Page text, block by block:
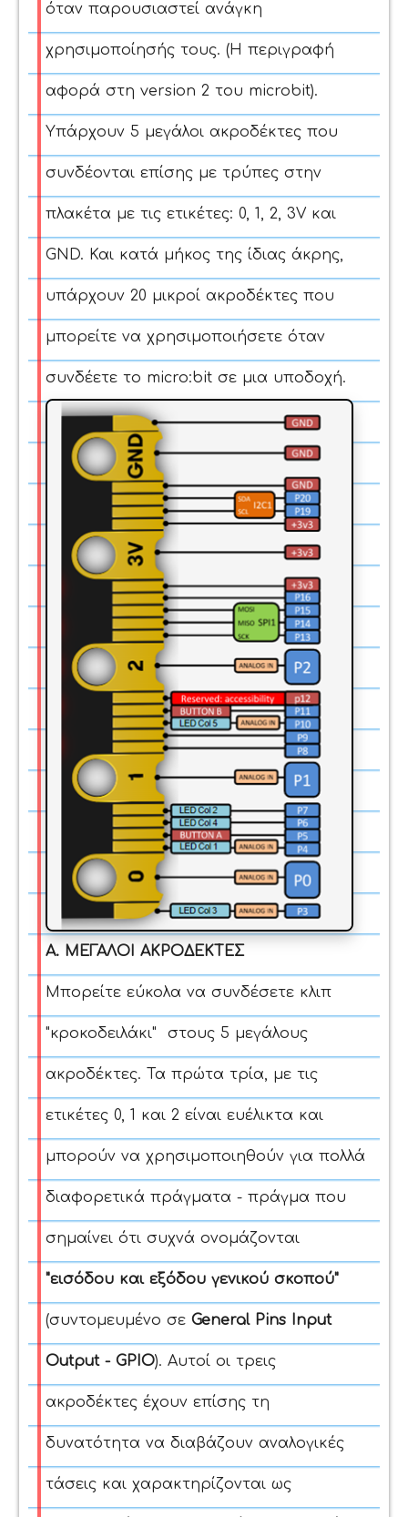
όταν παρουσιαστεί ανάγκη
χρησιμοποίησής τους. (Η περιγραφή
αφορά στη version 2 του microbit).
Υπάρχουν 5 μεγάλοι ακροδέκτες που
συνδέονται επίσης με τρύπες στην
πλακέτα με τις ετικέτες: 0, 1, 2, 3V και
GND. Και κατά μήκος της ίδιας άκρης,
υπάρχουν 20 μικροί ακροδέκτες που
μπορείτε να χρησιμοποιήσετε όταν
συνδέετε το micro:bit σε μια υποδοχή.
Α. ΜΕΓΑΛΟΙ ΑΚΡΟΔΕΚΤΕΣ
Μπορείτε εύκολα να συνδέσετε κλιπ
"κροκοδειλάκι" στους 5 μεγάλους
ακροδέκτες. Τα πρώτα τρία, με τις
ετικέτες 0, 1 και 2 είναι ευέλικτα και
μπορούν να χρησιμοποιηθούν για πολλά
διαφορετικά πράγματα - πράγμα που
σημαίνει ότι συχνά ονομάζονται
"εισόδου και εξόδου γενικού σκοπού"
(συντομευμένο σε General Pins Input
Output - GPIO). Αυτοί οι τρεις
ακροδέκτες έχουν επίσης τη
δυνατότητα να διαβάζουν αναλογικές
τάσεις και χαρακτηρίζονται ως